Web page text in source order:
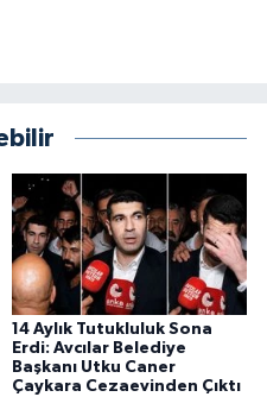
14 Aylık Tutukluluk Sona
Erdi: Avcılar Belediye
Başkanı Utku Caner
Çaykara Cezaevinden Çıktı